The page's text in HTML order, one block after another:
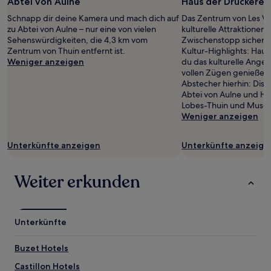
Schnapp dir deine Kamera und mach dich auf
zu Abtei von Aulne – nur eine von vielen
Sehenswürdigkeiten, die 4,3 km vom
Zentrum von Thuin entfernt ist.
Weniger anzeigen
Unterkünfte anzeigen
Das Zentrum von Les
kulturelle Attraktionen,
Zwischenstopp
Kultur-Highlights:
du das kulturelle
vollen Zügen
Abstecher hierhin:
Abtei von Aulne und
Lobes-Thuin und
Weniger anzeigen
Unterkünfte
Weiter erkunden
Unterkünfte
Buzet Hotels
Castillon Hotels